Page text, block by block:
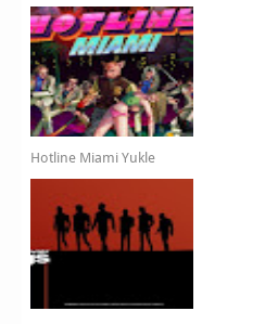
Hotline Miami Yukle